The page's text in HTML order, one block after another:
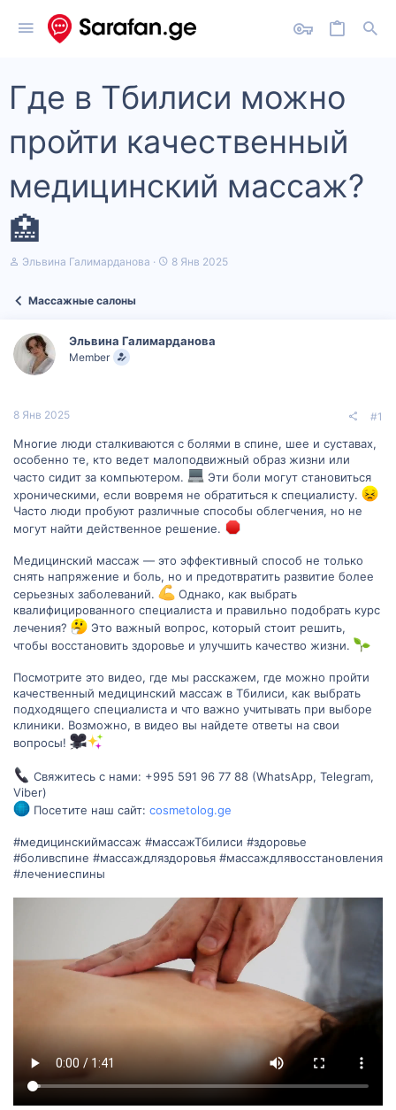
Где в Тбилиси можно
пройти качественный
медицинский массаж?
🏥
А
т
е
м
ы
Эльвина Галимарданова
Д
ч
8 Янв 2025
Массажные салоны
Эльвина Галимарданова
Member
8 Янв 2025 #1
Многие люди сталкиваются с болями в спине, шее и суставах,
особенно те, кто ведет малоподвижный образ жизни или
часто сидит за компьютером.
Эти боли могут становиться
хроническими, если вовремя не обратиться к специалисту.
Часто люди пробуют различные способы облегчения, но не
могут найти действенное решение.
Медицинский массаж — это эффективный способ не только
снять напряжение и боль, но и предотвратить развитие более
серьезных заболеваний.
Однако, как выбрать
квалифицированного специалиста и правильно подобрать курс
лечения?
Это важный вопрос, который стоит решить,
чтобы восстановить здоровье и улучшить качество жизни.
Посмотрите это видео, где мы расскажем, где можно пройти
качественный медицинский массаж в Тбилиси, как выбрать
подходящего специалиста и что важно учитывать при выборе
клиники. Возможно, в видео вы найдете ответы на свои
вопросы!
Свяжитесь с нами: +995 591 96 77 88 (WhatsApp, Telegram,
Viber)
Посетите наш сайт:cosmetolog.ge
#медицинскиймассаж #массажТбилиси #здоровье
#боливспине #массаждляздоровья #массаждлявосстановления
#лечениеспины